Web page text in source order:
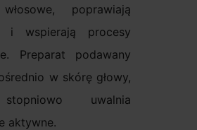
poprawiają
i wspierają procesy
Preparat podawany
w skórę głowy,
uwalnia
aktywne.